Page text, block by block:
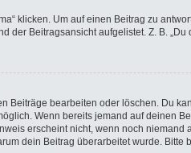
klicken. Um auf einen Beitrag zu
Beitragsansicht aufgelistet. Z. B.
Beiträge bearbeiten oder löschen. Du
Wenn bereits jemand auf deinen
erscheint nicht, wenn noch
dein Beitrag überarbeitet wurde.